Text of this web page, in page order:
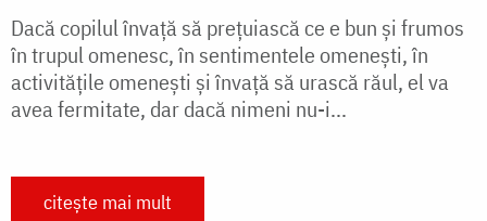
Dacă copilul învață să prețuiască ce e bun și frumos
în trupul omenesc, în sentimentele omenești, în
activitățile omenești și învață să urască răul, el va
avea fermitate, dar dacă nimeni nu-i...
citește mai mult